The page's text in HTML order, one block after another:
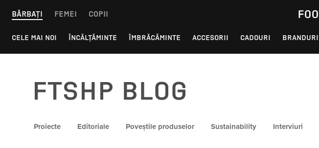
BĂRBAȚI FEMEI COPII
CELE MAI NOI ÎNCĂLȚĂMINTE ÎMBRĂCĂMINTE ACCESORII CADOURI BRANDURI
FTSHP blog
Proiecte Editoriale Poveștile produselor Sustainability Interviuri